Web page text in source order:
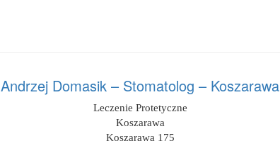
Andrzej Domasik – Stomatolog – Koszarawa
Leczenie Protetyczne
Koszarawa
Koszarawa 175